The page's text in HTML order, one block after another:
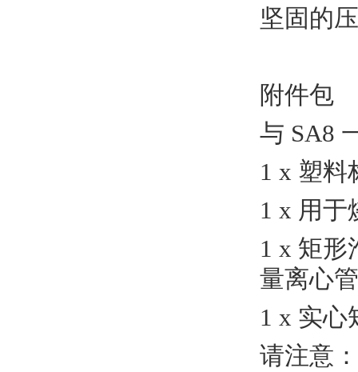
坚固的
附件包
与 SA8
1 x 塑料
1 x 用于
1 x 矩形
量离心
1 x 实心
请注意